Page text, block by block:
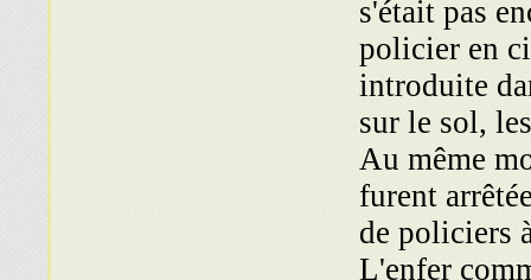
s'était pas
policier en
introduite
sur le sol,
Au même
furent
de policiers
L'enfer